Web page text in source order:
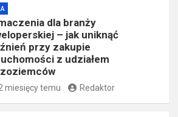
dla branży
– jak uniknąć
przy zakupie
z udziałem
miesięcy temu Redaktor